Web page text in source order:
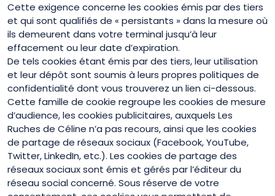
Cette exigence concerne les cookies émis par des tiers
et qui sont qualifiés de « persistants » dans la mesure où
ils demeurent dans votre terminal jusqu’à leur
effacement ou leur date d’expiration.
De tels cookies étant émis par des tiers, leur utilisation
et leur dépôt sont soumis à leurs propres politiques de
confidentialité dont vous trouverez un lien ci-dessous.
Cette famille de cookie regroupe les cookies de mesure
d’audience, les cookies publicitaires, auxquels Les
Ruches de Céline n’a pas recours, ainsi que les cookies
de partage de réseaux sociaux (Facebook, YouTube,
Twitter, LinkedIn, etc.). Les cookies de partage des
réseaux sociaux sont émis et gérés par l’éditeur du
réseau social concerné. Sous réserve de votre